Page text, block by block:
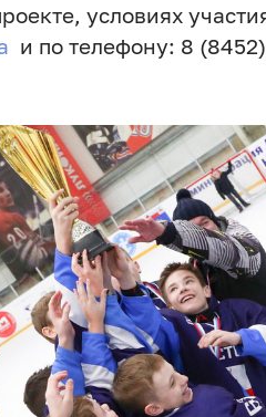
условиях
и по телефону: 8 (8452)